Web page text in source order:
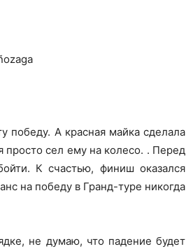
победу. А красная майка сделала
просто сел ему на колесо. . Перед
К счастью, финиш оказался
на победу в Гранд-туре никогда
не думаю, что падение будет